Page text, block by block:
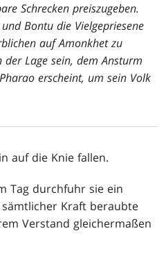
Schrecken preiszugeben.
Bontu die Vielgepriesene
auf Amonkhet zu
Lage sein, dem Ansturm
erscheint, um sein Volk
auf die Knie fallen.
Tag durchfuhr sie ein
Kraft beraubte
Verstand gleichermaßen